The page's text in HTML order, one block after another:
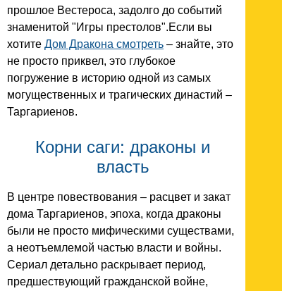
прошлое Вестероса, задолго до событий
знаменитой "Игры престолов".Если вы
хотите Дом Дракона смотреть – знайте, это
не просто приквел, это глубокое
погружение в историю одной из самых
могущественных и трагических династий –
Таргариенов.
Корни саги: драконы и
власть
В центре повествования – расцвет и закат
дома Таргариенов, эпоха, когда драконы
были не просто мифическими существами,
а неотъемлемой частью власти и войны.
Сериал детально раскрывает период,
предшествующий гражданской войне,